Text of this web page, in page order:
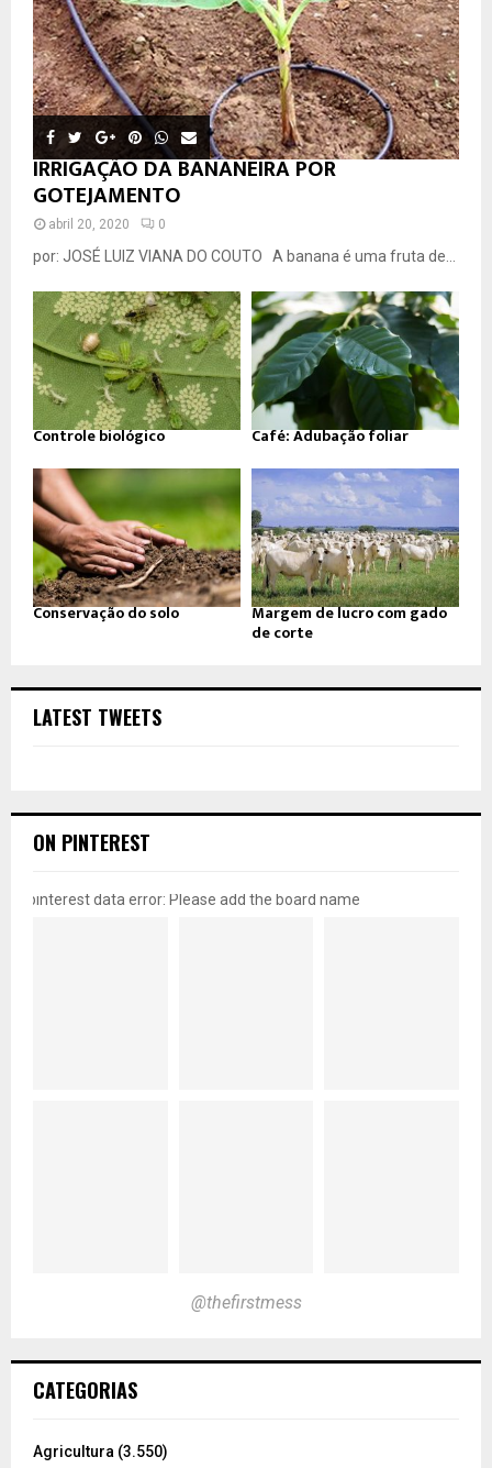
IRRIGAÇÃO DA BANANEIRA POR
GOTEJAMENTO
abril 20, 2020 0
por: JOSÉ LUIZ VIANA DO COUTO A banana é uma fruta de...
Controle biológico Café: Adubação foliar
Conservação do solo Margem de lucro com gado
de corte
LATEST TWEETS
ON PINTEREST
pinterest data error: Please add the board name
@thefirstmess
CATEGORIAS
Agricultura (3.550)